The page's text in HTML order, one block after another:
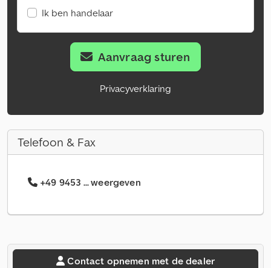
Ik ben handelaar
Aanvraag sturen
Privacyverklaring
Telefoon & Fax
+49 9453 ... weergeven
Contact opnemen met de dealer